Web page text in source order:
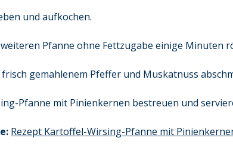
und aufkochen.
Pfanne ohne Fettzugabe einige Minuten
gemahlenem Pfeffer und Muskatnuss
Pfanne mit Pinienkernen bestreuen und
Rezept Kartoffel-Wirsing-Pfanne mit